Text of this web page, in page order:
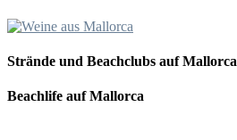
Strände und Beachclubs auf Mallorca
Beachlife auf Mallorca